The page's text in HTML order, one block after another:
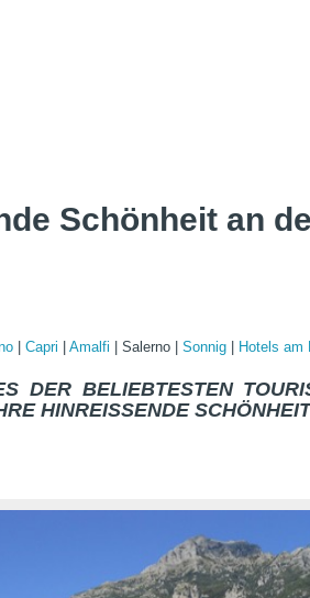
Schönheit an
Capri Amalfi Salerno Sonnig Hotels am
DER BELIEBTESTEN
HINREISSENDE